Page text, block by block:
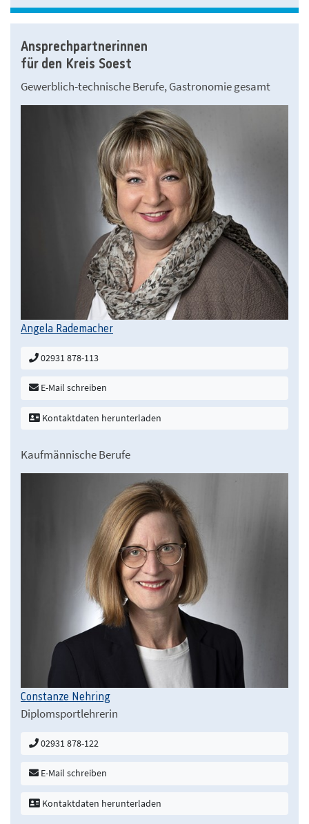
Ansprechpartnerinnen
für den Kreis Soest
Gewerblich-technische Berufe, Gastronomie gesamt
Angela Rademacher
02931 878-113
E-Mail schreiben
Kontaktdaten herunterladen
Kaufmännische Berufe
Constanze Nehring
Diplomsportlehrerin
02931 878-122
E-Mail schreiben
Kontaktdaten herunterladen